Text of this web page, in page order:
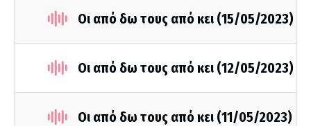
Οι από δω τους από κει (15/05/2023)
Οι από δω τους από κει (12/05/2023)
Οι από δω τους από κει (11/05/2023)